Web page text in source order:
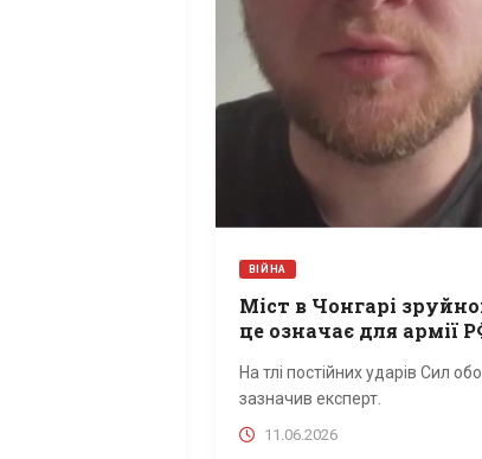
ВІЙНА
Міст в Чонгарі
це означає для армії
На тлі постійних ударів Сил
зазначив експерт.
11.06.2026